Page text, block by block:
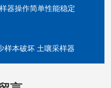
器操作简单性能稳定
样本破坏 土嚷采样器